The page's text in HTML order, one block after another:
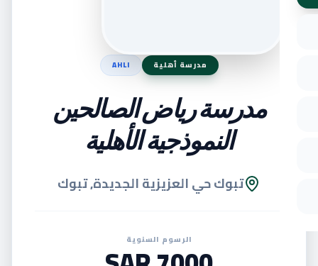
مدرسة أهلية AHLI
مدرسة رياض الصالحين
النموذجية الأهلية
تبوك حي العزيزية الجديدة, تبوك
الرسوم السنوية